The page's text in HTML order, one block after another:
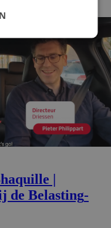
|
de Belasting­